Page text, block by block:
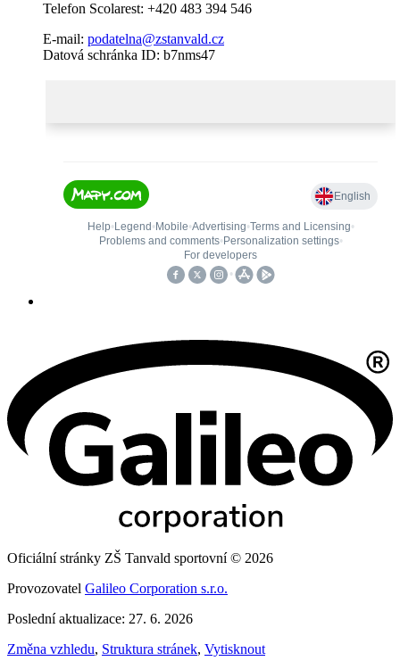
Telefon Scolarest: +420 483 394 546
E-mail: podatelna@zstanvald.cz
Datová schránka ID: b7nms47
Oficiální stránky ZŠ Tanvald sportovní © 2026
Provozovatel Galileo Corporation s.r.o.
Poslední aktualizace: 27. 6. 2026
Změna vzhledu, Struktura stránek, Vytisknout